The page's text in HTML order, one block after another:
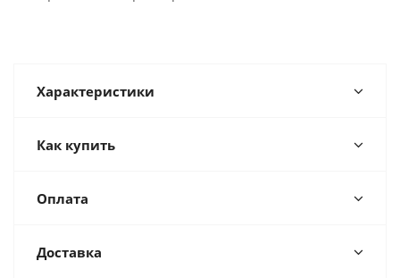
Характеристики
Как купить
Оплата
Доставка